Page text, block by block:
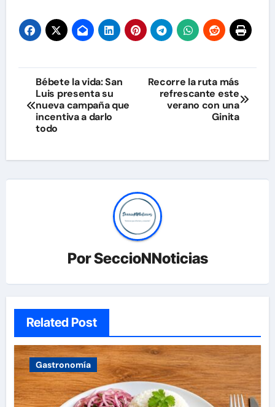
Navegación
de
entradas
Bébete la vida: San
Luis presenta su
nueva campaña que
incentiva a darlo
todo
Recorre la ruta más
refrescante este
verano con una
Ginita
PorSeccioNNoticias
Related Post
Gastronomía